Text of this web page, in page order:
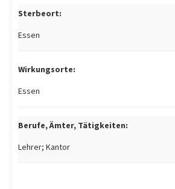
Sterbeort:
Essen
Wirkungsorte:
Essen
Berufe, Ämter, Tätigkeiten:
Lehrer; Kantor